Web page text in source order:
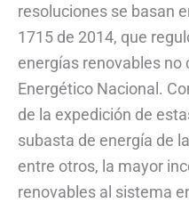
resoluciones se basan
1715 de 2014, que
energías renovables
Energético Nacional.
de la expedición de
subasta de energía de
entre otros, la mayor
renovables al sistema